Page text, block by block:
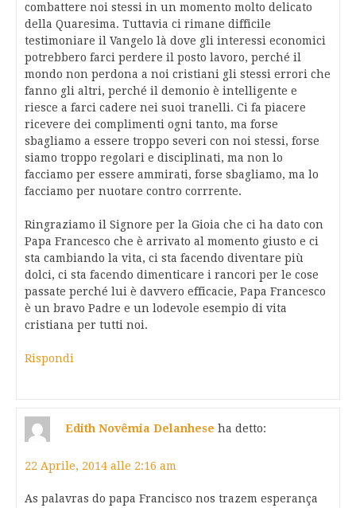
combattere noi stessi in un momento molto delicato
della Quaresima. Tuttavia ci rimane difficile
testimoniare il Vangelo là dove gli interessi economici
potrebbero farci perdere il posto lavoro, perché il
mondo non perdona a noi cristiani gli stessi errori che
fanno gli altri, perché il demonio è intelligente e
riesce a farci cadere nei suoi tranelli. Ci fa piacere
ricevere dei complimenti ogni tanto, ma forse
sbagliamo a essere troppo severi con noi stessi, forse
siamo troppo regolari e disciplinati, ma non lo
facciamo per essere ammirati, forse sbagliamo, ma lo
facciamo per nuotare contro corrrente.
Ringraziamo il Signore per la Gioia che ci ha dato con
Papa Francesco che è arrivato al momento giusto e ci
sta cambiando la vita, ci sta facendo diventare più
dolci, ci sta facendo dimenticare i rancori per le cose
passate perché lui è davvero efficacie, Papa Francesco
è un bravo Padre e un lodevole esempio di vita
cristiana per tutti noi.
Rispondi
Edith Novêmia Delanhese ha detto:
22 Aprile, 2014 alle 2:16 am
As palavras do papa Francisco nos trazem esperança